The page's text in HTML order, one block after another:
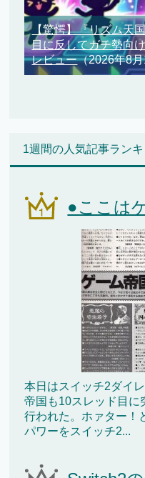
【驚愕】『リズム天
目に反してガチ勢向
レビュー（2026年8
1週間の人気記事ラン
●ここは
本日はスイッチ2ダイ
帝国も10スレッド目に
行われた。ホァター！
パワーをスイッチ2...